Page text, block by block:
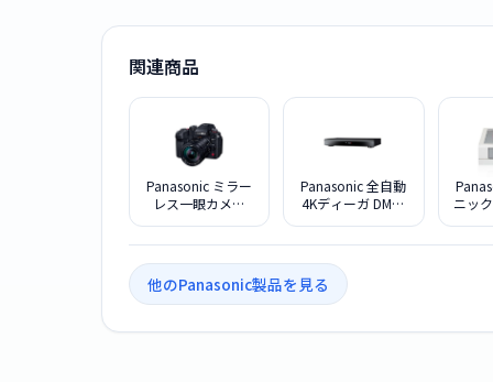
関連商品
Panasonic ミラー
レス一眼カメラ
Panasonic 全自動
4Kディーガ DMR-
ニッ
他のPanasonic製品を見る